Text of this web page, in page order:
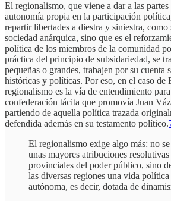
El regionalismo, que viene a dar a las
autonomía propia en la participación
repartir libertades a diestra y siniestra, como
sociedad anárquica, sino que es el
política de los miembros de la comunidad
práctica del principio de subsidariedad, se
pequeñas o grandes, trabajen por su cuenta
históricas y políticas. Por eso, en el caso de
regionalismo es la vía de entendimiento
confederación tácita que promovía Juan
partiendo de aquella política trazada
defendida además en su testamento político.
El regionalismo exige algo más: no
unas mayores atribuciones
provinciales del poder público, sino
las diversas regiones una vida
autónoma, es decir, dotada de